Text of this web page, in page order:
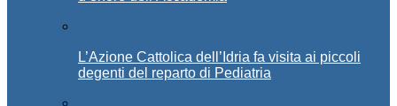
L’Azione Cattolica dell’Idria fa visita ai piccoli
degenti del reparto di Pediatria